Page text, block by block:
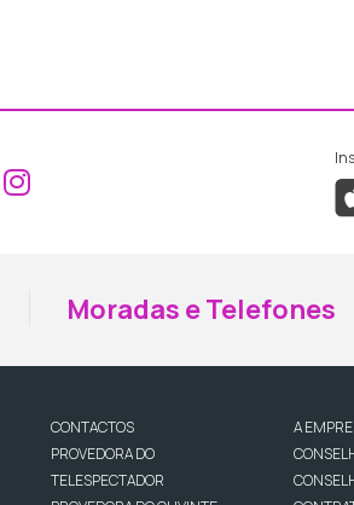
Aceder ao Facebook da
Aceder ao Instagram
Moradas e Telefones
CONTACTOS
PROVEDORA DO
TELESPECTADOR
A